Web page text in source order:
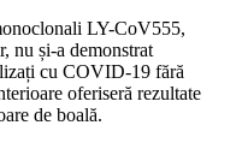
LY-CoV555,
nu și-a demonstrat
cu COVID-19 fără
oferiseră rezultate
de boală.